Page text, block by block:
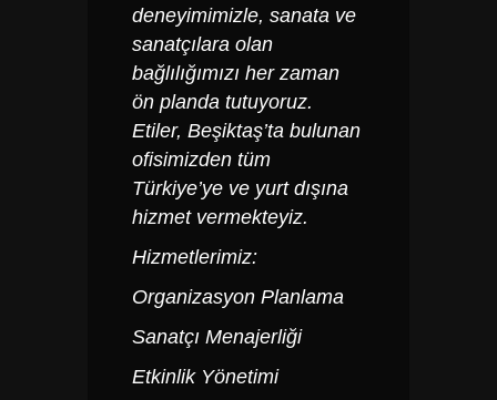
deneyimimizle, sanata ve
sanatçılara olan
bağlılığımızı her zaman
ön planda tutuyoruz.
Etiler, Beşiktaş’ta bulunan
ofisimizden tüm
Türkiye’ye ve yurt dışına
hizmet vermekteyiz.
Hizmetlerimiz:
Organizasyon Planlama
Sanatçı Menajerliği
Etkinlik Yönetimi